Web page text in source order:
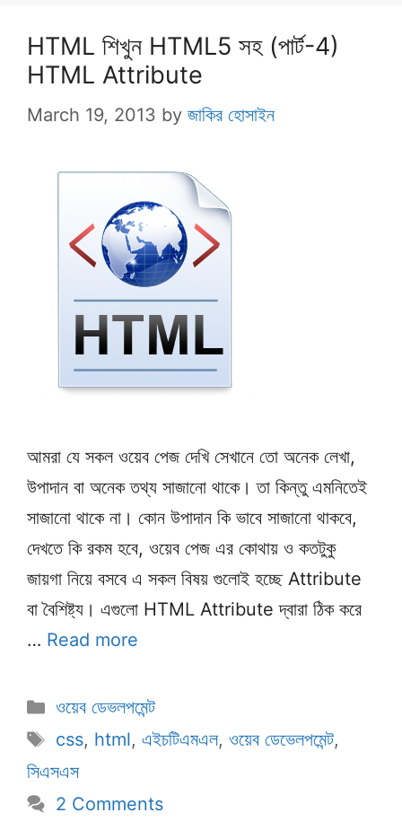
HTML শিখুন HTML5 সহ (পার্ট-4)
HTML Attribute
March 19, 2013 by জাকির হোসাইন
আমরা যে সকল ওয়েব পেজ দেখি সেখানে তো অনেক লেখা,
উপাদান বা অনেক তথ্য সাজানো থাকে। তা কিন্তু এমনিতেই
সাজানো থাকে না। কোন উপাদান কি ভাবে সাজানো থাকবে,
দেখতে কি রকম হবে, ওয়েব পেজ এর কোথায় ও কতটুকু
জায়গা নিয়ে বসবে এ সকল বিষয় গুলোই হচ্ছে Attribute
বা বৈশিষ্ট্য। এগুলো HTML Attribute দ্বারা ঠিক করে
… Read more
Categories
ওয়েব ডেভলপমেন্ট
Tags
css, html, এইচটিএমএল, ওয়েব ডেভেলপমেন্ট,
সিএসএস
2 Comments